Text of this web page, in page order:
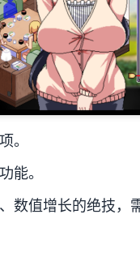
。
能。
数值增长的绝技，